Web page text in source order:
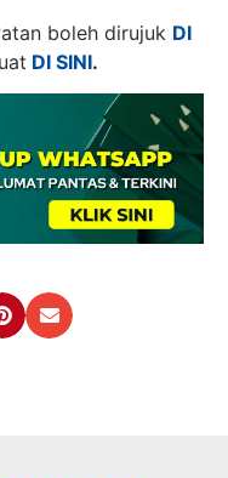
boleh dirujuk DI
DI SINI.